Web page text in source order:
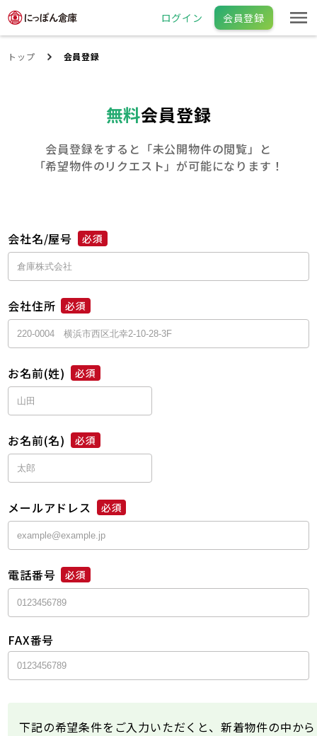
ログイン 会員登録
トップ 会員登録
無料会員登録
会員登録をすると「未公開物件の閲覧」と
「希望物件のリクエスト」が可能になります！
会社名/屋号 必須
会社住所 必須
お名前(姓) 必須
お名前(名) 必須
メールアドレス 必須
電話番号 必須
FAX番号
下記の希望条件をご入力いただくと、新着物件の中から